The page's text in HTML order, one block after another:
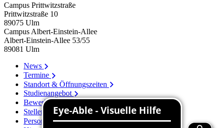
Campus Prittwitzstraße
Prittwitzstraße 10
89075 Ulm
Campus Albert-Einstein-Allee
Albert-Einstein-Allee 53/​55
89081 Ulm
News
Termine
Standort & Öffnungszeiten
Studienangebot
Bewerbung
Stellenangebote
Personenverzeichnis